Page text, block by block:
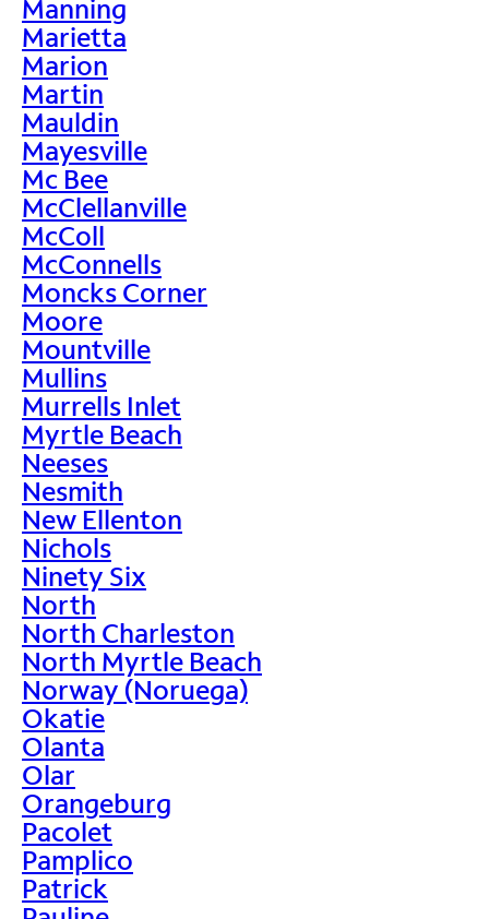
Manning
Marietta
Marion
Martin
Mauldin
Mayesville
Mc Bee
McClellanville
McColl
McConnells
Moncks Corner
Moore
Mountville
Mullins
Murrells Inlet
Myrtle Beach
Neeses
Nesmith
New Ellenton
Nichols
Ninety Six
North
North Charleston
North Myrtle Beach
Norway (Noruega)
Okatie
Olanta
Olar
Orangeburg
Pacolet
Pamplico
Patrick